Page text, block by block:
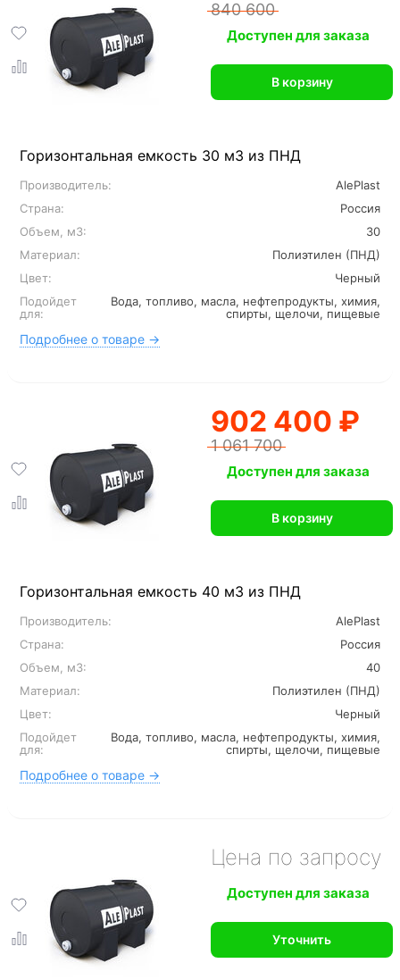
Горизонтальная емкость 30 м3 из ПНД
Производитель:
AlePlast
Страна:
Россия
Объем, м3:
30
Материал:
Полиэтилен (ПНД)
Цвет:
Черный
Подойдет
для:
Вода, топливо, масла, нефтепродукты, химия,
спирты, щелочи, пищевые
Подробнее о товаре →
840 600
Доступен для заказа
В корзину
Горизонтальная емкость 40 м3 из ПНД
Производитель:
AlePlast
Страна:
Россия
Объем, м3:
40
Материал:
Полиэтилен (ПНД)
Цвет:
Черный
Подойдет
для:
Вода, топливо, масла, нефтепродукты, химия,
спирты, щелочи, пищевые
Подробнее о товаре →
902 400 ₽
1 061 700
Доступен для заказа
В корзину
Цена по запросу
Доступен для заказа
Уточнить